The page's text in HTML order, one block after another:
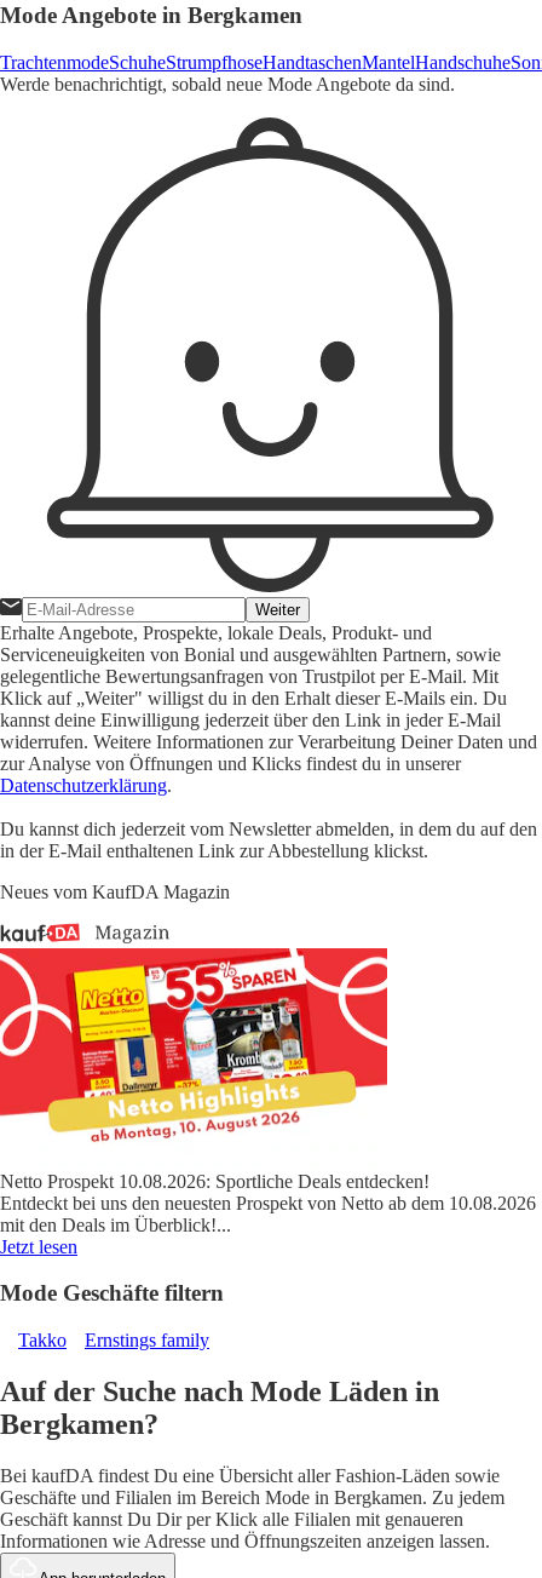
Mode Angebote in Bergkamen
TrachtenmodeSchuheStrumpfhoseHandtaschenMantelHandschuhe
Werde benachrichtigt, sobald neue Mode Angebote da sind.
Weiter
Erhalte Angebote, Prospekte, lokale Deals, Produkt- und
Serviceneuigkeiten von Bonial und ausgewählten Partnern, sowie
gelegentliche Bewertungsanfragen von Trustpilot per E-Mail. Mit
Klick auf „Weiter" willigst du in den Erhalt dieser E-Mails ein. Du
kannst deine Einwilligung jederzeit über den Link in jeder E-Mail
widerrufen. Weitere Informationen zur Verarbeitung Deiner Daten und
zur Analyse von Öffnungen und Klicks findest du in unserer
Datenschutzerklärung.
Du kannst dich jederzeit vom Newsletter abmelden, in dem du auf den
in der E-Mail enthaltenen Link zur Abbestellung klickst.
Neues vom KaufDA Magazin
Netto Prospekt 10.08.2026: Sportliche Deals entdecken!
Entdeckt bei uns den neuesten Prospekt von Netto ab dem 10.08.2026
mit den Deals im Überblick!...
Jetzt lesen
Mode Geschäfte filtern
Takko Ernstings family
Auf der Suche nach Mode Läden in
Bergkamen?
Bei kaufDA findest Du eine Übersicht aller Fashion-Läden sowie
Geschäfte und Filialen im Bereich Mode in Bergkamen. Zu jedem
Geschäft kannst Du Dir per Klick alle Filialen mit genaueren
Informationen wie Adresse und Öffnungszeiten anzeigen lassen.